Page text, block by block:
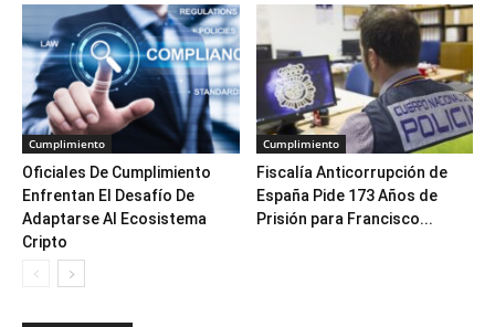
Cumplimiento
Oficiales De Cumplimiento
Enfrentan El Desafío De
Adaptarse Al Ecosistema
Cripto
Cumplimiento
Fiscalía Anticorrupción de
España Pide 173 Años de
Prisión para Francisco...